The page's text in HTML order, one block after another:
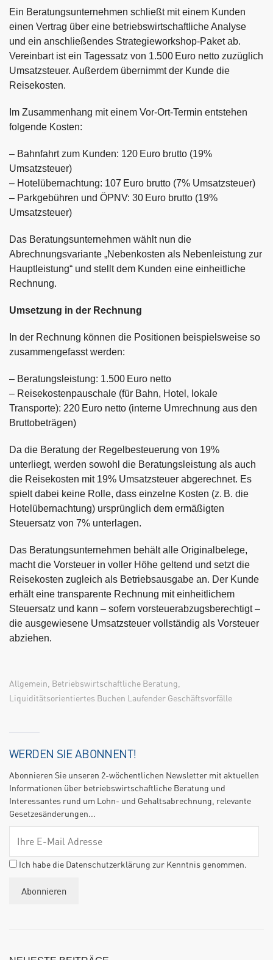
Ein Beratungsunternehmen schließt mit einem Kunden
einen Vertrag über eine betriebswirtschaftliche Analyse
und ein anschließendes Strategieworkshop-Paket ab.
Vereinbart ist ein Tagessatz von 1.500 Euro netto zuzüglich
Umsatzsteuer. Außerdem übernimmt der Kunde die
Reisekosten.
Im Zusammenhang mit einem Vor-Ort-Termin entstehen
folgende Kosten:
– Bahnfahrt zum Kunden: 120 Euro brutto (19%
Umsatzsteuer)​
– Hotelübernachtung: 107 Euro brutto (7% Umsatzsteuer)​
– Parkgebühren und ÖPNV: 30 Euro brutto (19%
Umsatzsteuer)
Das Beratungsunternehmen wählt nun die
Abrechnungsvariante „Nebenkosten als Nebenleistung zur
Hauptleistung“ und stellt dem Kunden eine einheitliche
Rechnung.
Umsetzung in der Rechnung
In der Rechnung können die Positionen beispielsweise so
zusammengefasst werden:
– Beratungsleistung: 1.500 Euro netto
– Reisekostenpauschale (für Bahn, Hotel, lokale
Transporte): 220 Euro netto (interne Umrechnung aus den
Bruttobeträgen)
Da die Beratung der Regelbesteuerung von 19%
unterliegt, werden sowohl die Beratungsleistung als auch
die Reisekosten mit 19% Umsatzsteuer abgerechnet. Es
spielt dabei keine Rolle, dass einzelne Kosten (z. B. die
Hotelübernachtung) ursprünglich dem ermäßigten
Steuersatz von 7% unterlagen.
Das Beratungsunternehmen behält alle Originalbelege,
macht die Vorsteuer in voller Höhe geltend und setzt die
Reisekosten zugleich als Betriebsausgabe an. Der Kunde
erhält eine transparente Rechnung mit einheitlichem
Steuersatz und kann – sofern vorsteuerabzugsberechtigt –
die ausgewiesene Umsatzsteuer vollständig als Vorsteuer
abziehen.
Allgemein Betriebswirtschaftliche Beratung
Liquiditätsorientiertes Buchen Laufender Geschäftsvorfälle
WERDEN SIE ABONNENT!
Abonnieren Sie unseren 2-wöchentlichen Newsletter mit aktuellen
Informationen über betriebswirtschaftliche Beratung und
Interessantes rund um Lohn- und Gehaltsabrechnung, relevante
Gesetzesänderungen...
Ich habe die Datenschutzerklärung zur Kenntnis genommen.